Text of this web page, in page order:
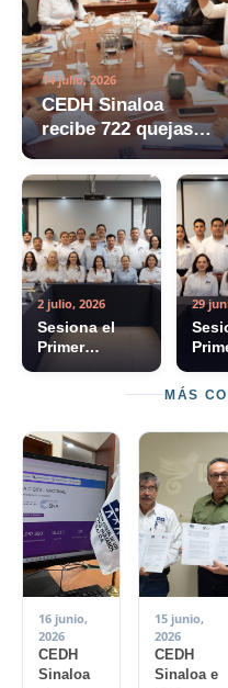
14 julio, 2026
CEDH Sinaloa
recibe 722 quejas
en el 3er bimestre
del 2026
2 julio, 2026
Sesiona el
Primer
Sinaloa 2026
29
la
MÁS
16 junio,
2026
CEDH
Sinaloa
15 junio,
2026
CEDH
Sinaloa e